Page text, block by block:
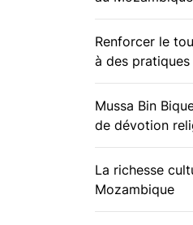
Renforcer le
à des
Mussa Bin
de dévotion
La richesse
Mozambique